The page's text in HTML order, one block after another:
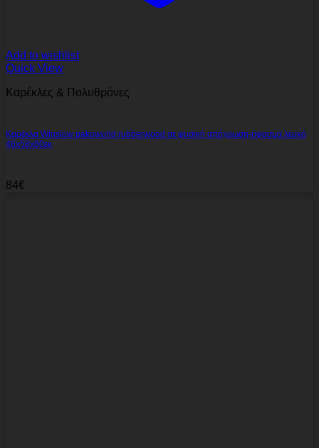
Add to wishlist
Quick View
Καρέκλες & Πολυθρόνες
Καρέκλα Winslow pakoworld rubberwood σε φυσική απόχρωση-ύφασμα λευκό
46x58x80εκ
84€